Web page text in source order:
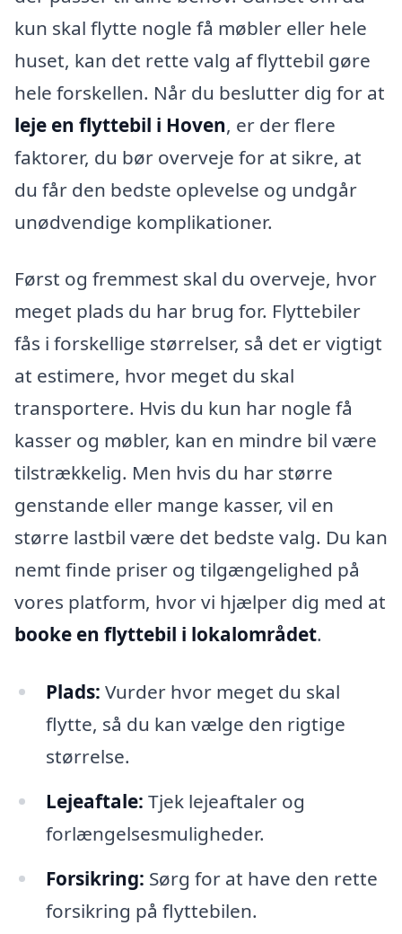
kun skal flytte nogle få møbler eller hele
huset, kan det rette valg af flyttebil gøre
hele forskellen. Når du beslutter dig for at
leje en flyttebil i Hoven, er der flere
faktorer, du bør overveje for at sikre, at
du får den bedste oplevelse og undgår
unødvendige komplikationer.
Først og fremmest skal du overveje, hvor
meget plads du har brug for. Flyttebiler
fås i forskellige størrelser, så det er vigtigt
at estimere, hvor meget du skal
transportere. Hvis du kun har nogle få
kasser og møbler, kan en mindre bil være
tilstrækkelig. Men hvis du har større
genstande eller mange kasser, vil en
større lastbil være det bedste valg. Du kan
nemt finde priser og tilgængelighed på
vores platform, hvor vi hjælper dig med at
booke en flyttebil i lokalområdet.
Plads: Vurder hvor meget du skal
flytte, så du kan vælge den rigtige
størrelse.
Lejeaftale: Tjek lejeaftaler og
forlængelsesmuligheder.
Forsikring: Sørg for at have den rette
forsikring på flyttebilen.